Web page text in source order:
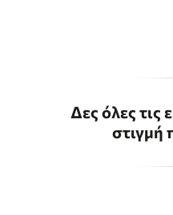
Δες όλες τις
στιγμή